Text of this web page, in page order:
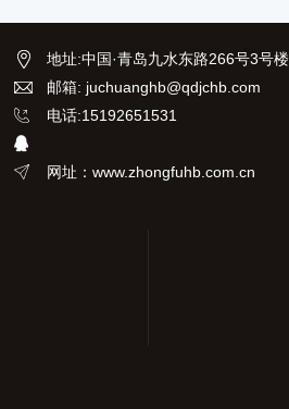
地址:中国·青岛九水东路266号3号楼
邮箱: juchuanghb@qdjchb.com
电话:15192651531
网址：www.zhongfuhb.com.cn